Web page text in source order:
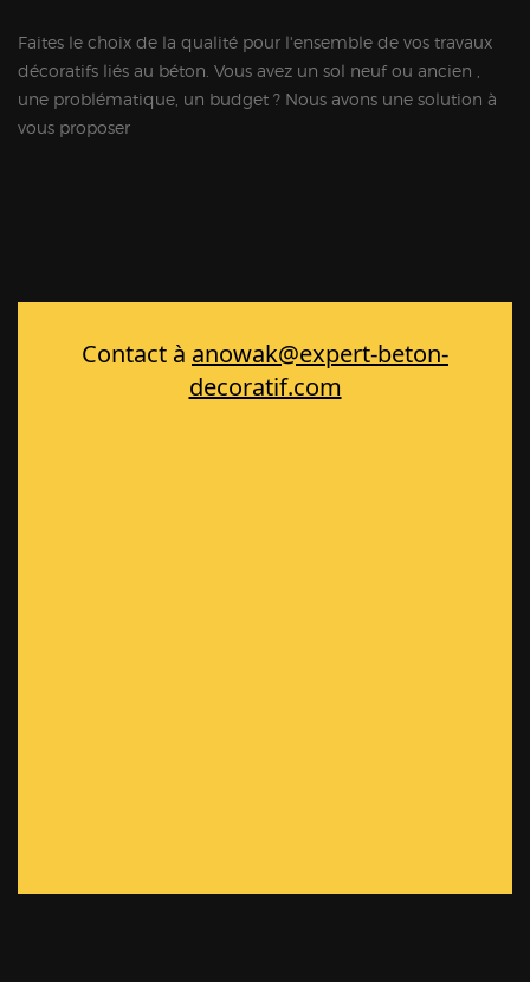
Faites le choix de la qualité pour l'ensemble de vos travaux
décoratifs liés au béton. Vous avez un sol neuf ou ancien ,
une problématique, un budget ? Nous avons une solution à
vous proposer